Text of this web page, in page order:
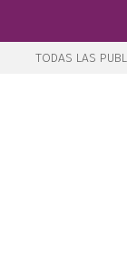
TODAS LAS